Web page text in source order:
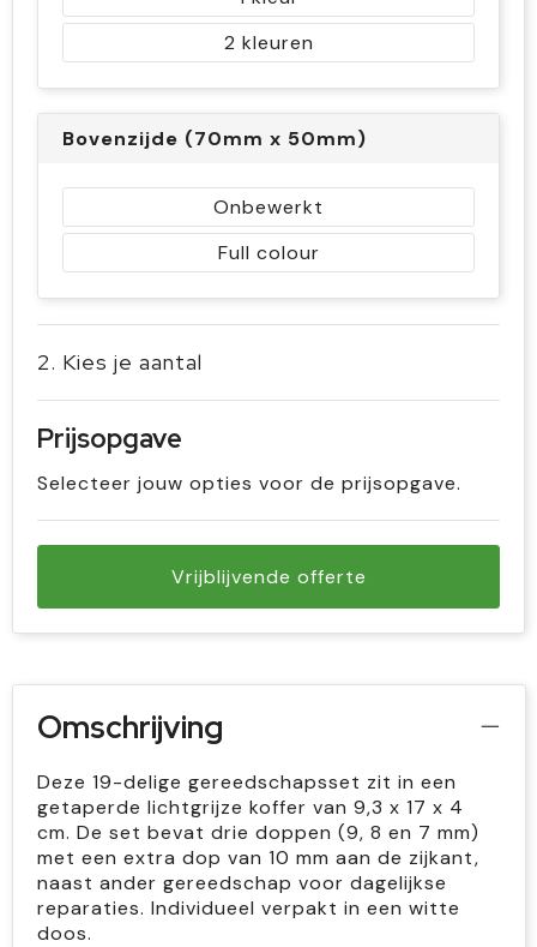
2
Bovenzijde (70mm x 50mm)
Onbewerkt
Full colour
2. Kies je aantal
Prijsopgave
Selecteer jouw opties voor de prijsopgave.
Vrijblijvende offerte
Omschrijving
Deze 19-delige gereedschapsset zit in een
getaperde lichtgrijze koffer van 9,3 x 17 x 4
cm. De set bevat drie doppen (9, 8 en 7 mm)
met een extra dop van 10 mm aan de zijkant,
naast ander gereedschap voor dagelijkse
reparaties. Individueel verpakt in een witte
doos.